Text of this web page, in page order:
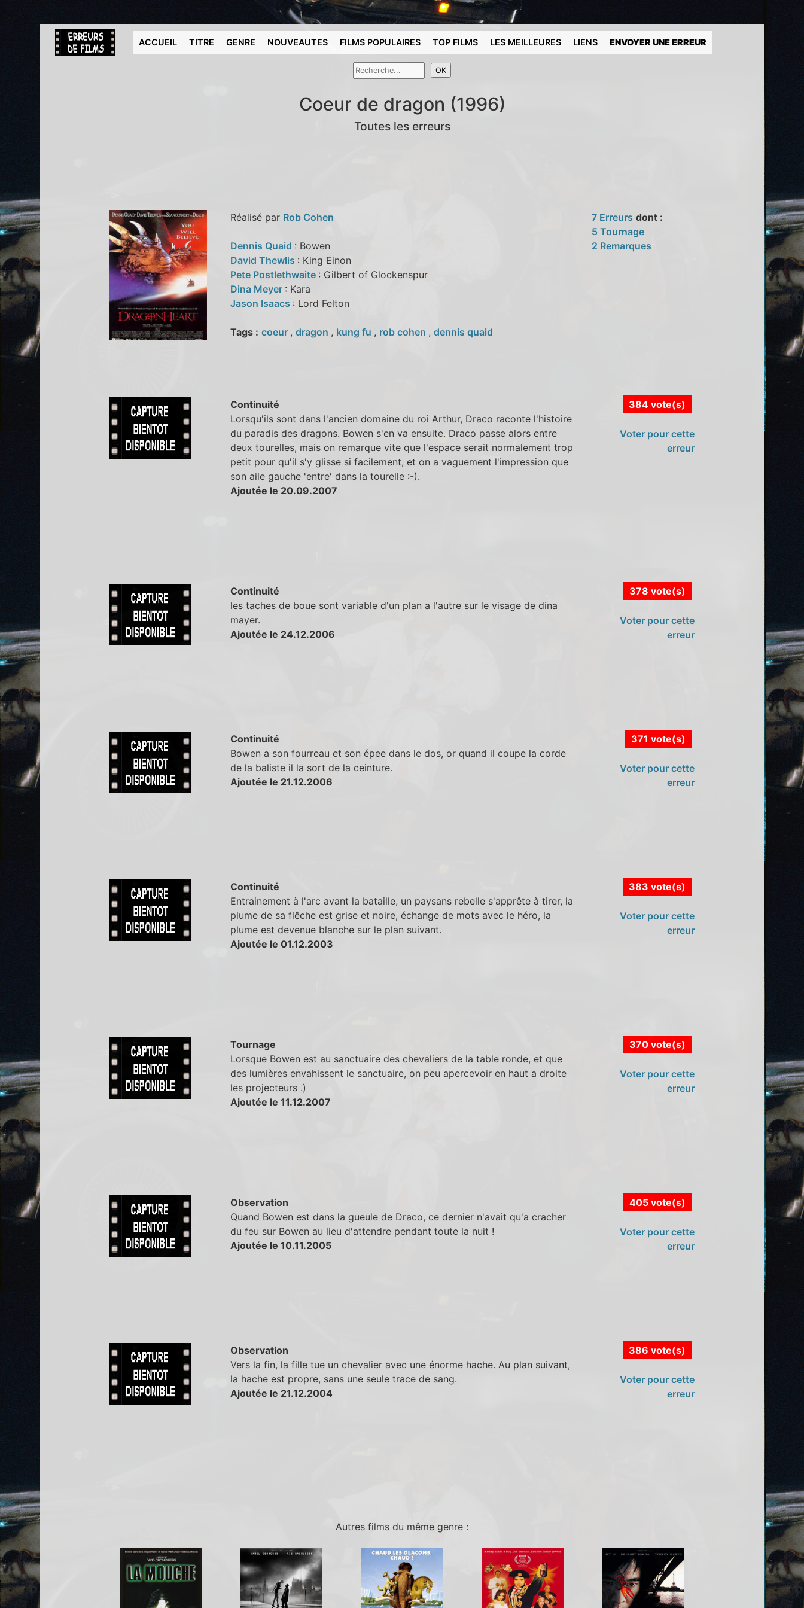
ACCUEIL TITRE GENRE NOUVEAUTES FILMS POPULAIRES TOP FILMS LES MEILLEURES LIENS ENVOYER UNE ERREUR
Coeur de dragon (1996)
Toutes les erreurs
Réalisé par Rob Cohen
Dennis Quaid : Bowen
David Thewlis : King Einon
Pete Postlethwaite : Gilbert of Glockenspur
Dina Meyer : Kara
Jason Isaacs : Lord Felton
Tags : coeur , dragon , kung fu , rob cohen , dennis quaid
7 Erreurs dont :
5 Tournage
2 Remarques
Continuité
Lorsqu'ils sont dans l'ancien domaine du roi Arthur, Draco raconte l'histoire
du paradis des dragons. Bowen s'en va ensuite. Draco passe alors entre
deux tourelles, mais on remarque vite que l'espace serait normalement trop
petit pour qu'il s'y glisse si facilement, et on a vaguement l'impression que
son aile gauche 'entre' dans la tourelle :-).
Ajoutée le 20.09.2007
384 vote(s)
Voter pour cette
erreur
Continuité
les taches de boue sont variable d'un plan a l'autre sur le visage de dina
mayer.
Ajoutée le 24.12.2006
378 vote(s)
Voter pour cette
erreur
Continuité
Bowen a son fourreau et son épee dans le dos, or quand il coupe la corde
de la baliste il la sort de la ceinture.
Ajoutée le 21.12.2006
371 vote(s)
Voter pour cette
erreur
Continuité
Entrainement à l'arc avant la bataille, un paysans rebelle s'apprête à tirer, la
plume de sa flêche est grise et noire, échange de mots avec le héro, la
plume est devenue blanche sur le plan suivant.
Ajoutée le 01.12.2003
383 vote(s)
Voter pour cette
erreur
Tournage
Lorsque Bowen est au sanctuaire des chevaliers de la table ronde, et que
des lumières envahissent le sanctuaire, on peu apercevoir en haut a droite
les projecteurs .)
Ajoutée le 11.12.2007
370 vote(s)
Voter pour cette
erreur
Observation
Quand Bowen est dans la gueule de Draco, ce dernier n'avait qu'a cracher
du feu sur Bowen au lieu d'attendre pendant toute la nuit !
Ajoutée le 10.11.2005
405 vote(s)
Voter pour cette
erreur
Observation
Vers la fin, la fille tue un chevalier avec une énorme hache. Au plan suivant,
la hache est propre, sans une seule trace de sang.
Ajoutée le 21.12.2004
386 vote(s)
Voter pour cette
erreur
Autres films du même genre :